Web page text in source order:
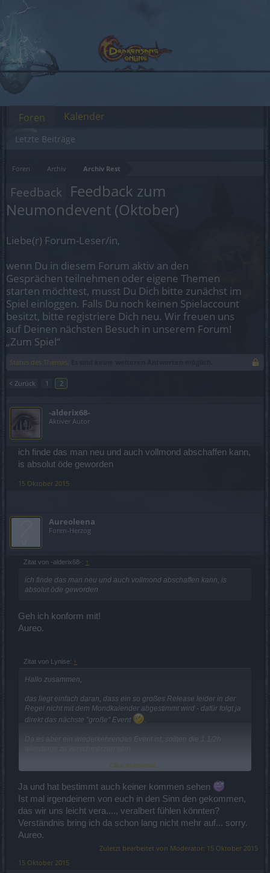
Foren Archiv Archiv Rest
Feedback Feedback zum
Neumondevent (Oktober)
Liebe(r) Forum-Leser/in,
wenn Du in diesem Forum aktiv an den
Gesprächen teilnehmen oder eigene Themen
starten möchtest, musst Du Dich bitte zunächst im
Spiel einloggen. Falls Du noch keinen Spielaccount
besitzt, bitte registriere Dich neu. Wir freuen uns
auf Deinen nächsten Besuch in unserem Forum!
„Zum Spiel“
Status des Themas:
< Zurück 1 2
-alderix68-
Aktiver Autor
ich finde das man neu und auch vollmond abschaffen kann,
is absolut öde geworden
15 Oktober 2015
Aureoleena
Foren-Herzog
Zitat von -alderix68-: ↑
ich finde das man neu und auch vollmond abschaffen kann, is
absolut öde geworden
Geh ich konform mit!
Aureo.
Zitat von Lynise: ↑
Hallo zusammen,
das liegt einfach daran, dass ein so großes Release leider in der
Regel nicht mit dem Mondkalender abgestimmt wird - dafür folgt ja
direkt das nächste "große" Event
.
Vielen Dank für Euer Verständnis!
Viele Grüße,
Lynise
Click to expand...
Ja und hat bestimmt auch keiner kommen sehen
Ist mal irgendeinem von euch in den Sinn den gekommen,
das wir uns leicht vera...., veralbert fühlen könnten?
Verständnis bring ich da schon lang nicht mehr auf... sorry.
Aureo.
Zuletzt bearbeitet von Moderator: 15 Oktober 2015
15 Oktober 2015
Foren
Letzte Beiträge
Kalender